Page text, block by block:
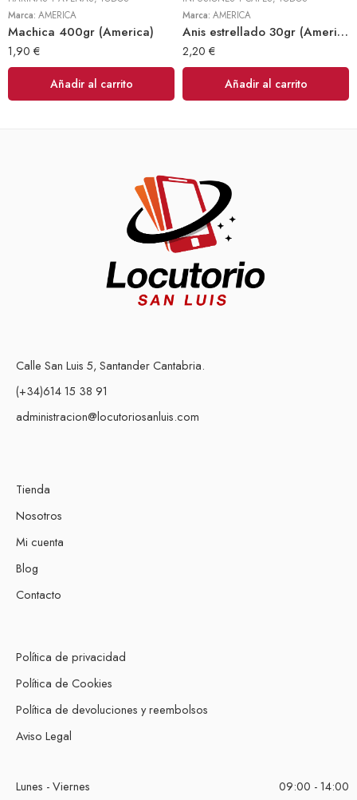
Marca: AMERICA
Machica 400gr (America)
1,90 €
Añadir al carrito
Marca: AMERICA
Anis estrellado 30gr (America)
2,20 €
Añadir al carrito
Calle San Luis 5, Santander Cantabria.
(+34)614 15 38 91
administracion@locutoriosanluis.com
Tienda
Nosotros
Mi cuenta
Blog
Contacto
Política de privacidad
Política de Cookies
Política de devoluciones y reembolsos
Aviso Legal
Lunes - Viernes
09:00 - 14:00